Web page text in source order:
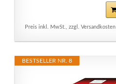
Preis inkl. MwSt., zzgl. Versandkosten
BESTSELLER NR. 8